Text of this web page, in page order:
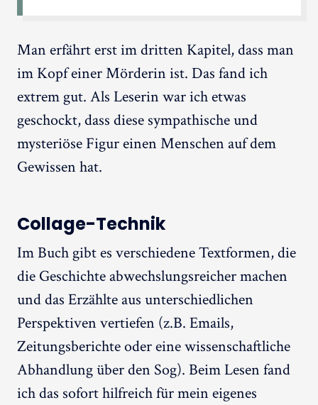
Man erfährt erst im dritten Kapitel, dass man
im Kopf einer Mörderin ist. Das fand ich
extrem gut. Als Leserin war ich etwas
geschockt, dass diese sympathische und
mysteriöse Figur einen Menschen auf dem
Gewissen hat.
Collage-Technik
Im Buch gibt es verschiedene Textformen, die
die Geschichte abwechslungsreicher machen
und das Erzählte aus unterschiedlichen
Perspektiven vertiefen (z.B. Emails,
Zeitungsberichte oder eine wissenschaftliche
Abhandlung über den Sog). Beim Lesen fand
ich das sofort hilfreich für mein eigenes